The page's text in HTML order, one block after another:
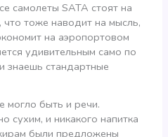
самолеты SATA стоят на
что тоже наводит на мысль,
на аэропортовом
удивительным само по
знаешь стандартные
могло быть и речи.
сухим, и никакого напитка
были предложены